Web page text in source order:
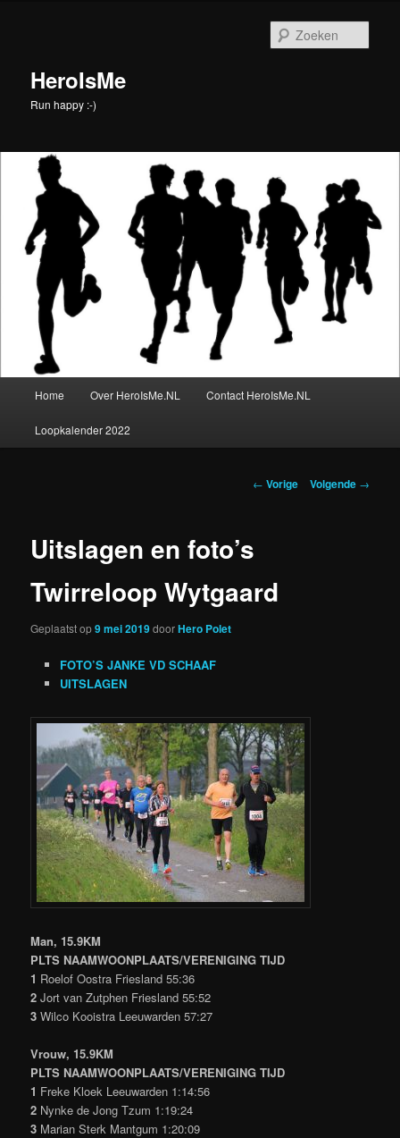
inhoudHeroIsMe
Run happy :-)
Home Over HeroIsMe.NL Contact HeroIsMe.NL
Loopkalender 2022
Berichtnavigatie
← Vorige Volgende →
Uitslagen en foto’s
Twirreloop Wytgaard
Geplaatst op9 mei 2019doorHero Polet
FOTO’S JANKE VD SCHAAF
UITSLAGEN
Man, 15.9KM
PLTS NAAMWOONPLAATS/VERENIGING TIJD
1 Roelof Oostra Friesland 55:36
2 Jort van Zutphen Friesland 55:52
3 Wilco Kooistra Leeuwarden 57:27
Vrouw, 15.9KM
PLTS NAAMWOONPLAATS/VERENIGING TIJD
1 Freke Kloek Leeuwarden 1:14:56
2 Nynke de Jong Tzum 1:19:24
3 Marian Sterk Mantgum 1:20:09